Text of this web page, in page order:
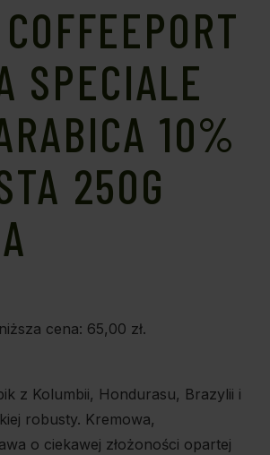
SPECIALE
10%
250G
cena: 65,00 zł.
z Kolumbii, Hondurasu, Brazylii i
robusty. Kremowa,
o ciekawej złożoności opartej